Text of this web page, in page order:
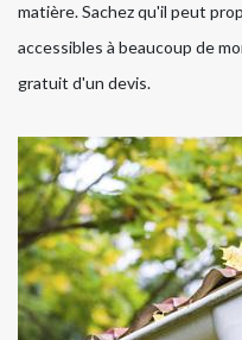
matière. Sachez qu'il peut
accessibles à beaucoup de
gratuit d'un devis.